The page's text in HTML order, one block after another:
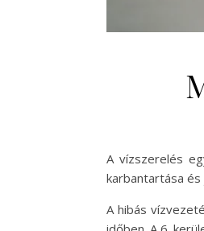
A vízszerelés
karbantartása és
A hibás